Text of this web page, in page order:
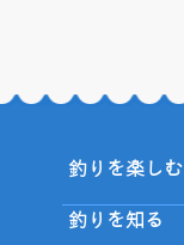
釣りを楽しむ
釣りを知る